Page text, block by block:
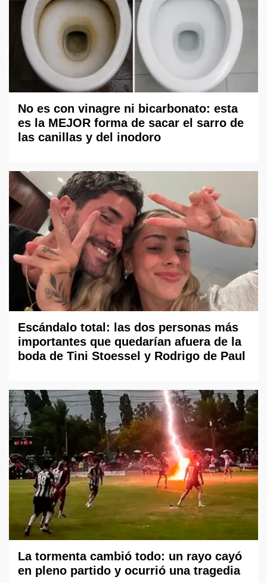
No es con vinagre ni bicarbonato: esta
es la MEJOR forma de sacar el sarro de
las canillas y del inodoro
Escándalo total: las dos personas más
importantes que quedarían afuera de la
boda de Tini Stoessel y Rodrigo de Paul
La tormenta cambió todo: un rayo cayó
en pleno partido y ocurrió una tragedia